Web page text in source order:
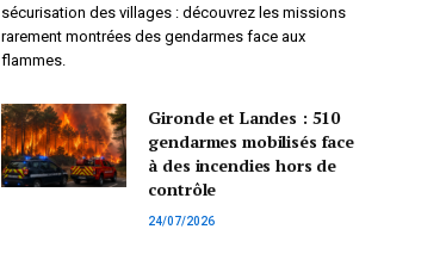
sécurisation des villages : découvrez les missions
rarement montrées des gendarmes face aux
flammes.
Gironde et Landes : 510
gendarmes mobilisés face
à des incendies hors de
contrôle
24/07/2026